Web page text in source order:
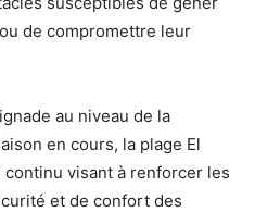
de compromettre leur
au niveau de la
en cours, la plage El
continu visant à renforcer les
et de confort des